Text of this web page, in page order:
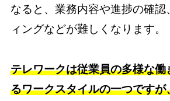
なると、業務内容や進捗の確認
ィングなどが難しくなります。
テレワークは従業員の多様な働
るワークスタイルの一つですが